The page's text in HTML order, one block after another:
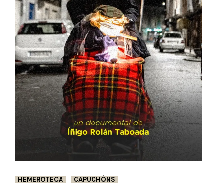
HEMEROTECA
CAPUCHÓNS